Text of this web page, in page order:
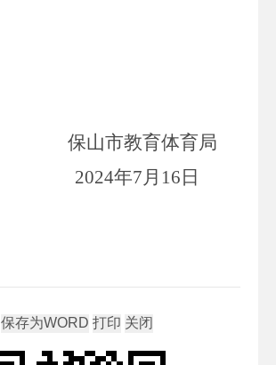
保山市教育体育局
年7月 16 日